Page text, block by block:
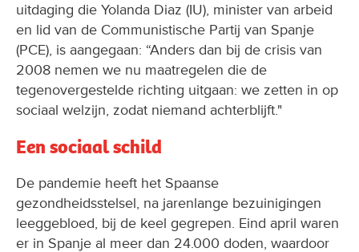
uitdaging die Yolanda Diaz (IU), minister van arbeid
en lid van de Communistische Partij van Spanje
(PCE), is aangegaan: “Anders dan bij de crisis van
2008 nemen we nu maatregelen die de
tegenovergestelde richting uitgaan: we zetten in op
sociaal welzijn, zodat niemand achterblijft."
Een sociaal schild
De pandemie heeft het Spaanse
gezondheidsstelsel, na jarenlange bezuinigingen
leeggebloed, bij de keel gegrepen. Eind april waren
er in Spanje al meer dan 24.000 doden, waardoor